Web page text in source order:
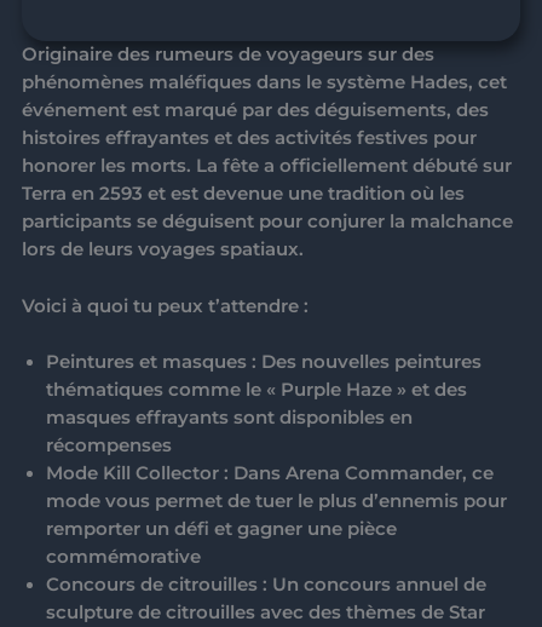
Originaire des rumeurs de voyageurs sur des
phénomènes maléfiques dans le système Hades, cet
événement est marqué par des déguisements, des
histoires effrayantes et des activités festives pour
honorer les morts. La fête a officiellement débuté sur
Terra en 2593 et est devenue une tradition où les
participants se déguisent pour conjurer la malchance
lors de leurs voyages spatiaux.
Voici à quoi tu peux t’attendre :
Peintures et masques: Des nouvelles peintures
thématiques comme le « Purple Haze » et des
masques effrayants sont disponibles en
récompenses
Mode Kill Collector: Dans Arena Commander, ce
mode vous permet de tuer le plus d’ennemis pour
remporter un défi et gagner une pièce
commémorative
Concours de citrouilles: Un concours annuel de
sculpture de citrouilles avec des thèmes de Star